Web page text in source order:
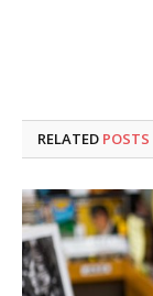
RELATED POSTS